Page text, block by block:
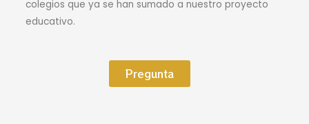
colegios que ya se han sumado a nuestro proyecto
educativo.
Pregunta